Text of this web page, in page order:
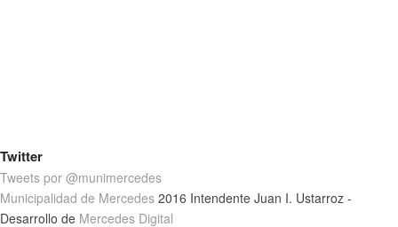
Twitter
Tweets por @munimercedes
Municipalidad de Mercedes 2016 Intendente Juan I. Ustarroz -
Desarrollo de Mercedes Digital